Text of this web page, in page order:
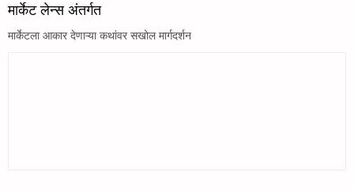
मार्केट लेन्स अंतर्गत
मार्केटला आकार देणाऱ्या कथांवर सखोल मार्गदर्शन